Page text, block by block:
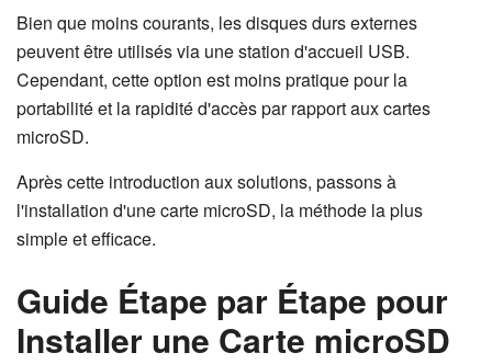
Bien que moins courants, les disques durs externes
peuvent être utilisés via une station d'accueil USB.
Cependant, cette option est moins pratique pour la
portabilité et la rapidité d'accès par rapport aux cartes
microSD.
Après cette introduction aux solutions, passons à
l'installation d'une carte microSD, la méthode la plus
simple et efficace.
Guide Étape par Étape pour
Installer une Carte microSD